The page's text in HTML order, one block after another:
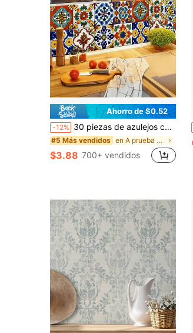
Ahorro de $0.52
-12% 30 piezas de azulejos cerámicos de estilo bohemio para decoración de paredes - Azulejos de piso y pared de PVC, pegatinas multicolor para salpicaduras, adecuados para baño, piso, muebles, papel tapiz decorativo autoadhesivo DIY
#5 Más vendidos en A prueba de aceite Etiqueta engomada de la coci
$3.88 700+ vendidos